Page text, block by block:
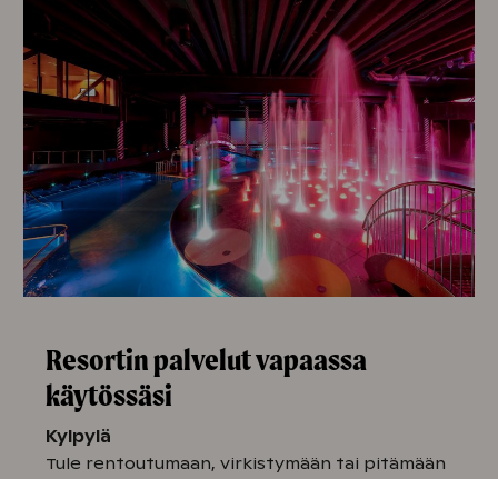
Resortin palvelut vapaassa
käytössäsi
Kylpylä
Tule rentoutumaan, virkistymään tai pitämään